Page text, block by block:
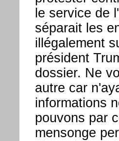
le service de
séparait les
illégalement
président
dossier. Ne
autre car
informations
pouvons par
mensonge